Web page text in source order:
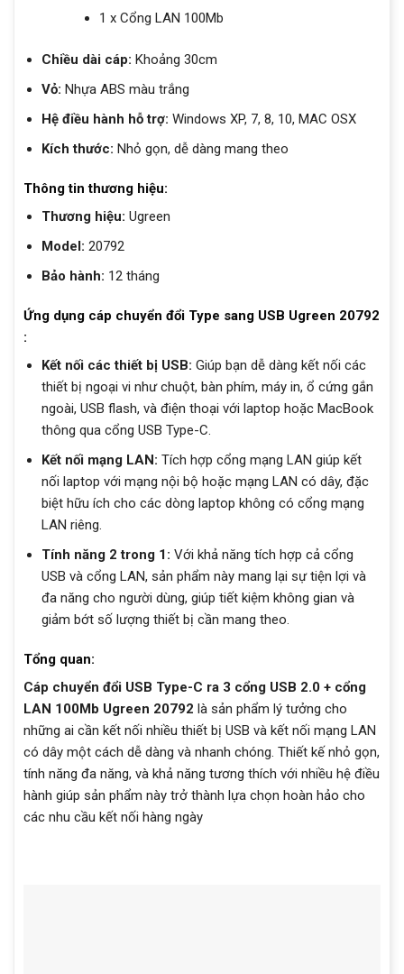
1 x Cổng LAN 100Mb
Chiều dài cáp: Khoảng 30cm
Vỏ: Nhựa ABS màu trắng
Hệ điều hành hỗ trợ: Windows XP, 7, 8, 10, MAC OSX
Kích thước: Nhỏ gọn, dễ dàng mang theo
Thông tin thương hiệu:
Thương hiệu: Ugreen
Model: 20792
Bảo hành: 12 tháng
Ứng dụng cáp chuyển đổi Type sang USB Ugreen 20792
:
Kết nối các thiết bị USB: Giúp bạn dễ dàng kết nối các
thiết bị ngoại vi như chuột, bàn phím, máy in, ổ cứng gắn
ngoài, USB flash, và điện thoại với laptop hoặc MacBook
thông qua cổng USB Type-C.
Kết nối mạng LAN: Tích hợp cổng mạng LAN giúp kết
nối laptop với mạng nội bộ hoặc mạng LAN có dây, đặc
biệt hữu ích cho các dòng laptop không có cổng mạng
LAN riêng.
Tính năng 2 trong 1: Với khả năng tích hợp cả cổng
USB và cổng LAN, sản phẩm này mang lại sự tiện lợi và
đa năng cho người dùng, giúp tiết kiệm không gian và
giảm bớt số lượng thiết bị cần mang theo.
Tổng quan:
Cáp chuyển đổi USB Type-C ra 3 cổng USB 2.0 + cổng
LAN 100Mb Ugreen 20792 là sản phẩm lý tưởng cho
những ai cần kết nối nhiều thiết bị USB và kết nối mạng LAN
có dây một cách dễ dàng và nhanh chóng. Thiết kế nhỏ gọn,
tính năng đa năng, và khả năng tương thích với nhiều hệ điều
hành giúp sản phẩm này trở thành lựa chọn hoàn hảo cho
các nhu cầu kết nối hàng ngày